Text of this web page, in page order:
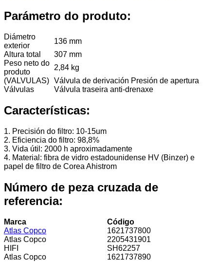
Parámetro do produto:
Diámetro
exterior
136 mm
Altura total
307 mm
Peso neto do
produto
2,84 kg
(VALVULAS)
Válvulas
Válvula de derivación Presión de apertura
Válvula traseira anti-drenaxe
Características:
1. Precisión do filtro: 10-15um
2. Eficiencia do filtro: 98,8%
3. Vida útil: 2000 h aproximadamente
4. Material: fibra de vidro estadounidense HV (Binzer) e
papel de filtro de Corea Ahistrom
Número de peza cruzada de
referencia:
Marca
Código
Atlas Copco
1621737800
Atlas Copco
2205431901
HIFI
SH62257
Atlas Copco
1621737890